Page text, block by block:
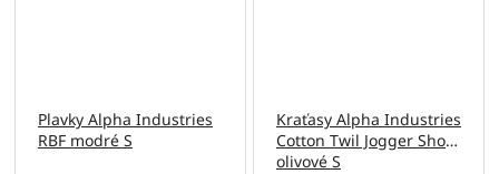
Plavky Alpha Industries
RBF modré S
Kraťasy Alpha Industries
Cotton Twil Jogger Short
olivové S